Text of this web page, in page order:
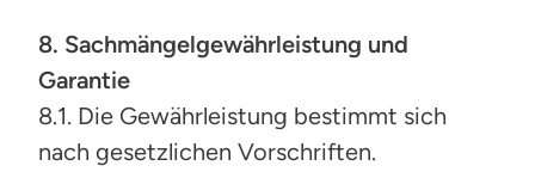
8. Sachmängelgewährleistung und
Garantie
8.1. Die Gewährleistung bestimmt sich
nach gesetzlichen Vorschriften.